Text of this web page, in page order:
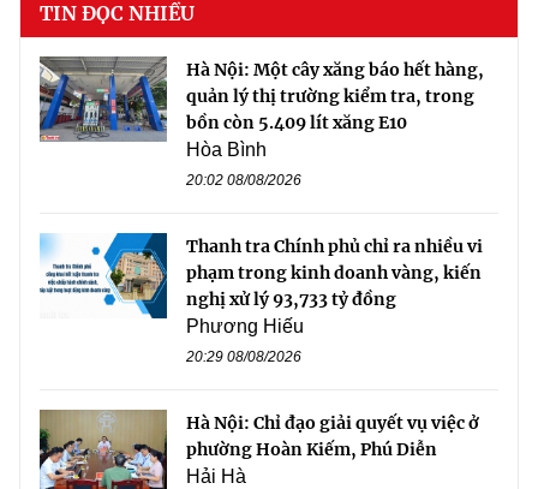
TIN ĐỌC NHIỀU
Hà Nội: Một cây xăng báo hết hàng,
quản lý thị trường kiểm tra, trong
bồn còn 5.409 lít xăng E10
Hòa Bình
20:02 08/08/2026
Thanh tra Chính phủ chỉ ra nhiều vi
phạm trong kinh doanh vàng, kiến
nghị xử lý 93,733 tỷ đồng
Phương Hiếu
20:29 08/08/2026
Hà Nội: Chỉ đạo giải quyết vụ việc ở
phường Hoàn Kiếm, Phú Diễn
Hải Hà